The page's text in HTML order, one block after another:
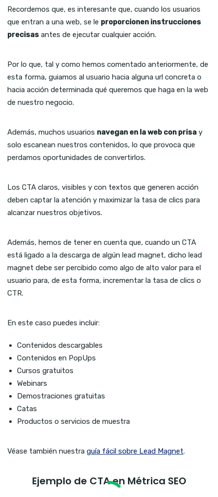
Recordemos que, es interesante que, cuando los usuarios
que entran a una web, se le proporcionen instrucciones
precisas antes de ejecutar cualquier acción.
Por lo que, tal y como hemos comentado anteriormente, de
esta forma, guiamos al usuario hacia alguna url concreta o
hacia acción determinada qué queremos que haga en la web
de nuestro negocio.
Además, muchos usuarios navegan en la web con prisa y
solo escanean nuestros contenidos, lo que provoca que
perdamos oportunidades de convertirlos.
Los CTA claros, visibles y con textos que generen acción
deben captar la atención y maximizar la tasa de clics para
alcanzar nuestros objetivos.
Además, hemos de tener en cuenta que, cuando un CTA
está ligado a la descarga de algún lead magnet, dicho lead
magnet debe ser percibido como algo de alto valor para el
usuario para, de esta forma, incrementar la tasa de clics o
CTR.
En este caso puedes incluir:
Contenidos descargables
Contenidos en PopUps
Cursos gratuitos
Webinars
Demostraciones gratuitas
Catas
Productos o servicios de muestra
Véase también nuestra guía fácil sobre Lead Magnet.
Ejemplo de CTA en Métrica SEO